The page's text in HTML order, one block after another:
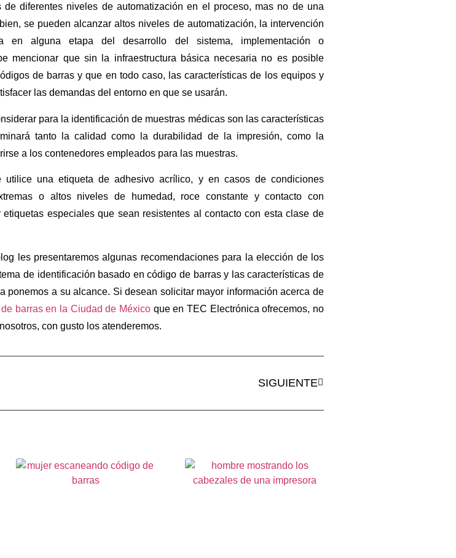
diferentes niveles de automatización en el proceso, mas no de una
se pueden alcanzar altos niveles de automatización, la intervención
en alguna etapa del desarrollo del sistema, implementación o
mencionar que sin la infraestructura básica necesaria no es posible
de barras y que en todo caso, las características de los equipos y
las demandas del entorno en que se usarán.
para la identificación de muestras médicas son las características
tanto la calidad como la durabilidad de la impresión, como la
a los contenedores empleados para las muestras.
utilice una etiqueta de adhesivo acrílico, y en casos de condiciones
o altos niveles de humedad, roce constante y contacto con
especiales que sean resistentes al contacto con esta clase de
les presentaremos algunas recomendaciones para la elección de los
de identificación basado en código de barras y las características de
ponemos a su alcance. Si desean solicitar mayor información acerca de
barras en la Ciudad de México que en TEC Electrónica ofrecemos, no
con gusto los atenderemos.
SIGUIENTE